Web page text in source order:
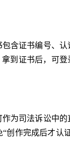
含证书编号、认
到证书后，可登
为司法诉讼中的
创作完成后才认